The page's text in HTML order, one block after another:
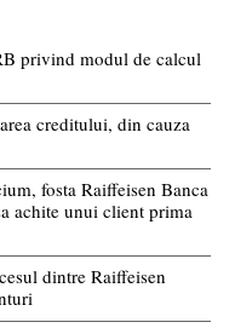
privind modul de calcul
creditului, din cauza
fosta Raiffeisen Banca
achite unui client prima
dintre Raiffeisen